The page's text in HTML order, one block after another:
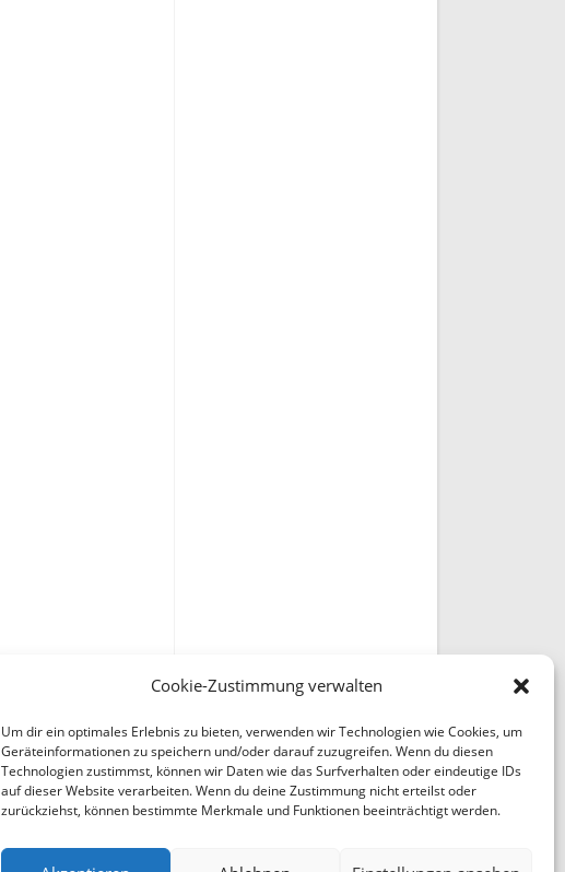
Cookie-Zustimmung verwalten
Um dir ein optimales Erlebnis zu bieten, verwenden wir Technologien wie Cookies, um
Geräteinformationen zu speichern und/oder darauf zuzugreifen. Wenn du diesen
Technologien zustimmst, können wir Daten wie das Surfverhalten oder eindeutige IDs
auf dieser Website verarbeiten. Wenn du deine Zustimmung nicht erteilst oder
zurückziehst, können bestimmte Merkmale und Funktionen beeinträchtigt werden.